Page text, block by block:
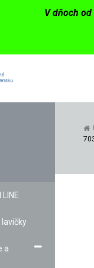
V dňoch
lavičky
a